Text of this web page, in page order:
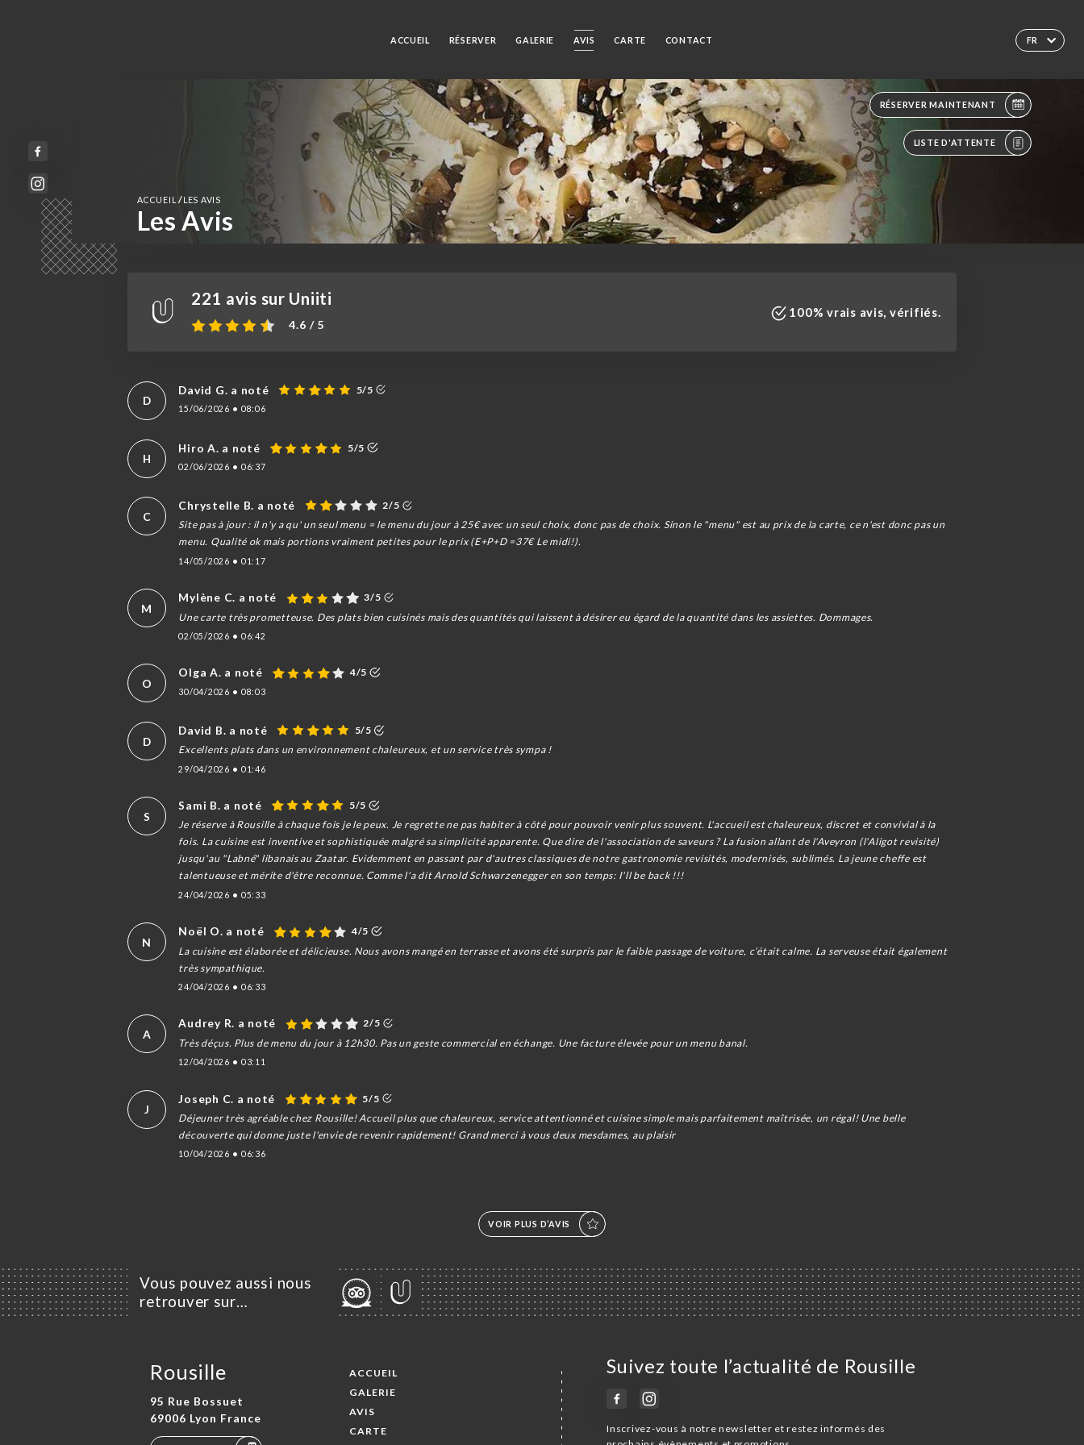
FR
ACCUEIL RÉSERVER GALERIE AVIS CARTE CONTACT
RÉSERVER MAINTENANT
LISTE D'ATTENTE
ACCUEIL/ LES AVIS
Les Avis
221 avis sur Uniiti
4.6 / 5
100% vrais avis, vérifiés.
D
David G. a noté 5/5
15/06/2026 • 08:06
H
Hiro A. a noté 5/5
02/06/2026 • 06:37
C
Chrystelle B. a noté
2/5
Site pas à jour : il n'y a qu' un seul menu = le menu du jour à 25€ avec un seul choix, donc pas de choix. Sinon le "menu" est au prix de la carte, ce n'est donc pas un
menu. Qualité ok mais portions vraiment petites pour le prix (E+P+D =37€ Le midi!).
14/05/2026 • 01:17
M
Mylène C. a noté
3/5
Une carte très prometteuse. Des plats bien cuisinés mais des quantités qui laissent à désirer eu égard de la quantité dans les assiettes. Dommages.
02/05/2026 • 06:42
O
Olga A. a noté 4/5
30/04/2026 • 08:03
D
David B. a noté
5/5
Excellents plats dans un environnement chaleureux, et un service très sympa !
29/04/2026 • 01:46
S
Sami B. a noté
5/5
Je réserve à Rousille à chaque fois je le peux. Je regrette ne pas habiter à côté pour pouvoir venir plus souvent. L'accueil est chaleureux, discret et convivial à la
fois. La cuisine est inventive et sophistiquée malgré sa simplicité apparente. Que dire de l'association de saveurs ? La fusion allant de l'Aveyron (l'Aligot revisité)
jusqu'au "Labné" libanais au Zaatar. Evidemment en passant par d'autres classiques de notre gastronomie revisités, modernisés, sublimés. La jeune cheffe est
talentueuse et mérite d'être reconnue. Comme l'a dit Arnold Schwarzenegger en son temps: I'll be back !!!
24/04/2026 • 05:33
N
Noël O. a noté
4/5
La cuisine est élaborée et délicieuse. Nous avons mangé en terrasse et avons été surpris par le faible passage de voiture, c’était calme. La serveuse était également
très sympathique.
24/04/2026 • 06:33
A
Audrey R. a noté
2/5
Très déçus. Plus de menu du jour à 12h30. Pas un geste commercial en échange. Une facture élevée pour un menu banal.
12/04/2026 • 03:11
J
Joseph C. a noté
5/5
Déjeuner très agréable chez Rousille! Accueil plus que chaleureux, service attentionné et cuisine simple mais parfaitement maîtrisée, un régal! Une belle
découverte qui donne juste l'envie de revenir rapidement! Grand merci à vous deux mesdames, au plaisir
10/04/2026 • 06:36
VOIR PLUS D’AVIS
Vous pouvez aussi nous
retrouver sur…
Rousille
95 Rue Bossuet
69006 Lyon France
ACCUEIL
GALERIE
AVIS
CARTE
Suivez toute l’actualité de Rousille
Inscrivez-vous à notre newsletter et restez informés des